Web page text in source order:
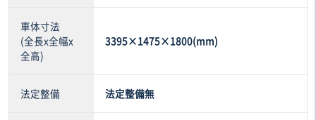
車体寸法
(全長x全幅x
全高)
3395×1475×1800(mm)
法定整備 法定整備無